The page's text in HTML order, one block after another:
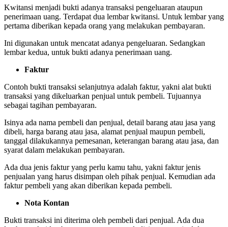
Kwitansi menjadi bukti adanya transaksi pengeluaran ataupun
penerimaan uang. Terdapat dua lembar kwitansi. Untuk lembar yang
pertama diberikan kepada orang yang melakukan pembayaran.
Ini digunakan untuk mencatat adanya pengeluaran. Sedangkan
lembar kedua, untuk bukti adanya penerimaan uang.
Faktur
Contoh bukti transaksi selanjutnya adalah faktur, yakni alat bukti
transaksi yang dikeluarkan penjual untuk pembeli. Tujuannya
sebagai tagihan pembayaran.
Isinya ada nama pembeli dan penjual, detail barang atau jasa yang
dibeli, harga barang atau jasa, alamat penjual maupun pembeli,
tanggal dilakukannya pemesanan, keterangan barang atau jasa, dan
syarat dalam melakukan pembayaran.
Ada dua jenis faktur yang perlu kamu tahu, yakni faktur jenis
penjualan yang harus disimpan oleh pihak penjual. Kemudian ada
faktur pembeli yang akan diberikan kepada pembeli.
Nota Kontan
Bukti transaksi ini diterima oleh pembeli dari penjual. Ada dua